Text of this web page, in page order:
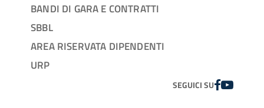
BANDI DI GARA E CONTRATTI
SBBL
AREA RISERVATA DIPENDENTI
URP
SEGUICI SUFACEBOOK
YOUTUBE